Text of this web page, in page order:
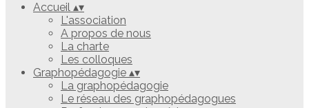
Accueil ▴▾
L'association
A propos de nous
La charte
Les colloques
Graphopédagogie ▴▾
La graphopédagogie
Le réseau des graphopédagogues